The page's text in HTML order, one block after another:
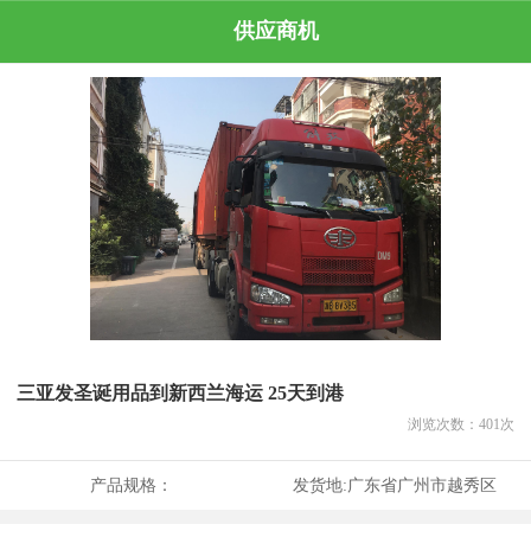
供应商机
三亚发圣诞用品到新西兰海运 25天到港
浏览次数： 401 次
产品规格： 发货地:广东省广州市越秀区